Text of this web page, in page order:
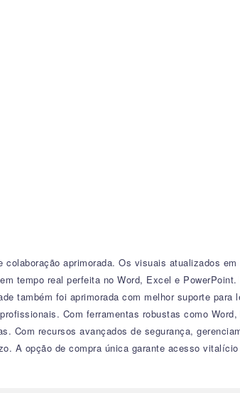
aprimorada. Os visuais atualizados
tempo real perfeita no Word, Excel e
também foi aprimorada com melhor suporte para
Com ferramentas robustas como
Com recursos avançados de segurança,
A opção de compra única garante acesso